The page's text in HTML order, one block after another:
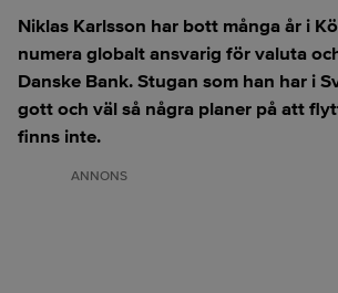
Niklas Karlsson har bott många år i
numera globalt ansvarig för valuta
Danske Bank. Stugan som han har i
gott och väl så några planer på att
finns inte.
ANNONS